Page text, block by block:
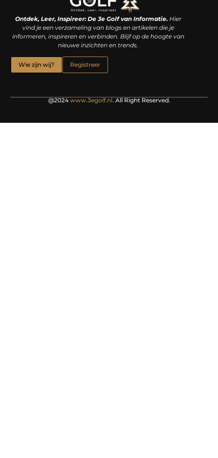
Ontdek, Leer, Inspireer: De 3e Golf van Informatie.Hier
vind je een verzameling van blogs en artikelen die je
informeren, inspireren en verbinden. Blijf op de hoogte van
nieuwe inzichten en trends.
Wie zijn wij? Registreer
@2024www.3egolf.nl.All Right Reserved.